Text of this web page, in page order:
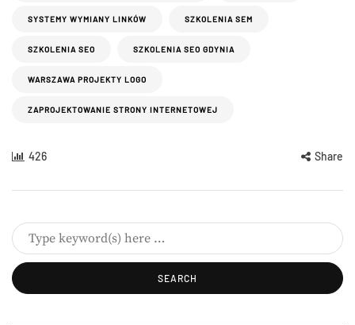
SYSTEMY WYMIANY LINKÓW SZKOLENIA SEM
SZKOLENIA SEO SZKOLENIA SEO GDYNIA
WARSZAWA PROJEKTY LOGO
ZAPROJEKTOWANIE STRONY INTERNETOWEJ
426 Share